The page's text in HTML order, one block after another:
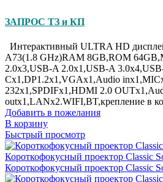
ЗАПРОС ТЗ и КП
Интерактивный ULTRA HD
A73(1.8 GHz)RAM 8GB,ROM
2.0x3,USB-A 2.0x1,USB-A
Cx1,DP1.2x1,VGAх1,Audio
232x1,SPDIFx1,HDMI 2.0
outx1,LANx2.WIFI,BT,крепление в
Добавить в пожелания
В корзину
Быстрый просмотр